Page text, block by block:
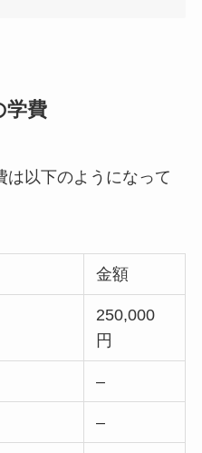
学費
は以下のようになって
金額
250,000
円
–
–